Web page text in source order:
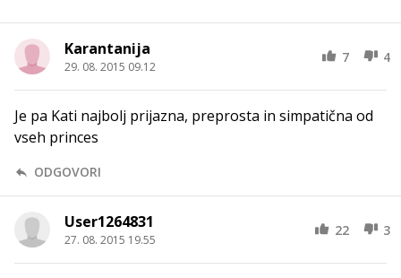
Karantanija
29. 08. 2015 09.12
7 4
Je pa Kati najbolj prijazna, preprosta in simpatična od
vseh princes
ODGOVORI
User1264831
27. 08. 2015 19.55
22 3